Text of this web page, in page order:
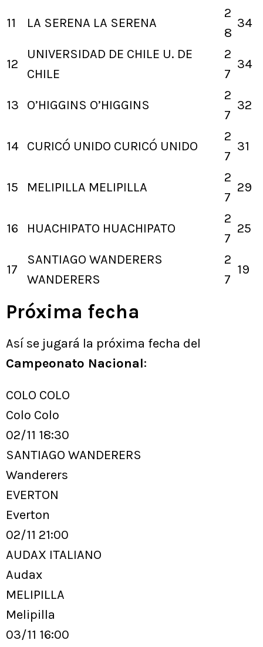
11 LA SERENA LA SERENA
2
8
34
12
UNIVERSIDAD DE CHILE U. DE
CHILE
2
7
34
13 O’HIGGINS O’HIGGINS
2
7
32
14 CURICÓ UNIDO CURICÓ UNIDO
2
7
31
15 MELIPILLA MELIPILLA
2
7
29
16 HUACHIPATO HUACHIPATO
2
7
25
17
SANTIAGO WANDERERS
WANDERERS
2
7
19
Próxima fecha
Así se jugará la próxima fecha del
Campeonato Nacional:
COLO COLO
Colo Colo
02/11 18:30
SANTIAGO WANDERERS
Wanderers
EVERTON
Everton
02/11 21:00
AUDAX ITALIANO
Audax
MELIPILLA
Melipilla
03/11 16:00